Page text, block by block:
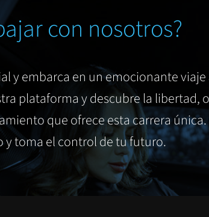
con nosotros?
y embarca en un emocionante
plataforma y descubre la libertad,
que ofrece esta carrera
y toma el control de tu futuro.